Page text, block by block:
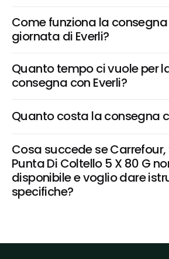
Come funziona la consegna
giornata di Everli?
Quanto tempo ci vuole per
consegna con Everli?
Quanto costa la consegna
Cosa succede se
Punta Di Coltello 5 X 80 G
disponibile e voglio dare
specifiche?